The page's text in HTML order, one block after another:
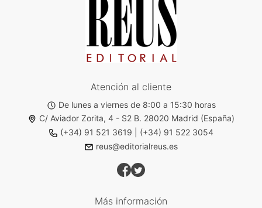
Atención al cliente
De lunes a viernes de 8:00 a 15:30 horas
C/ Aviador Zorita, 4 - S2 B. 28020 Madrid (España)
(+34) 91 521 3619
(+34) 91 522 3054
reus@editorialreus.es
Más información